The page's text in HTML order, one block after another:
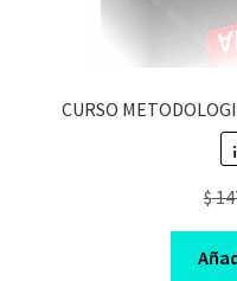
CURSO
$